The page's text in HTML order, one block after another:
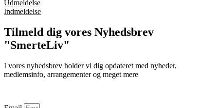
Udmeldelse
Indmeldelse
Tilmeld dig vores Nyhedsbrev
"SmerteLiv"
I vores nyhedsbrev holder vi dig opdateret med nyheder,
medlemsinfo, arrangementer og meget mere